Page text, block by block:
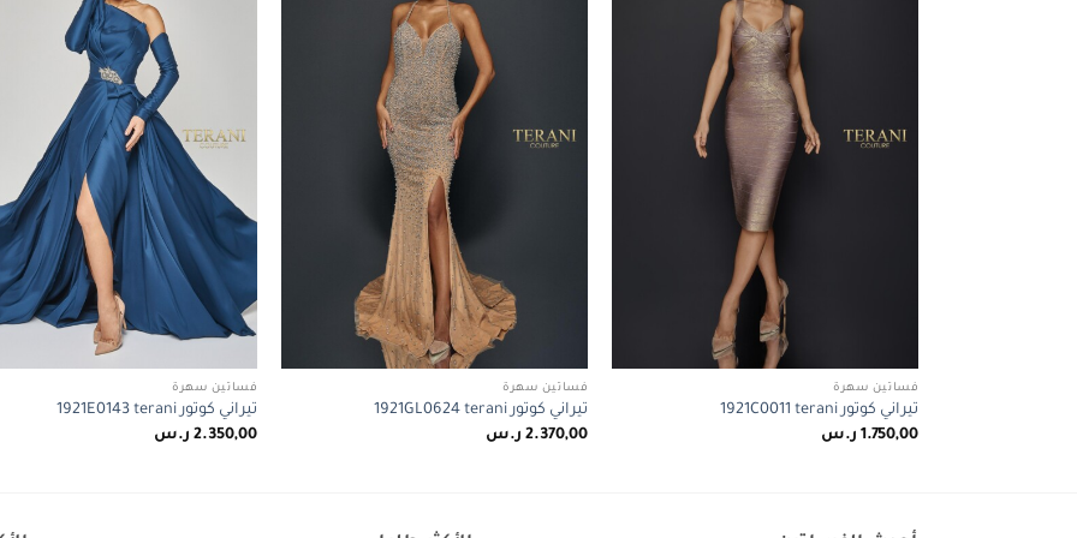
فساتين سهرة
تيراني كوتور 1921C0011 terani
1.750,00 ر.س
فساتين سهرة
تيراني كوتور 1921GL0624 terani
2.370,00 ر.س
فساتين سهرة
تيراني كوتور 1921E0143 terani
2.350,00 ر.س